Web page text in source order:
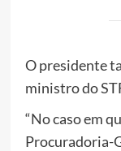
O presidente
ministro do
“No caso em
Procuradoria-